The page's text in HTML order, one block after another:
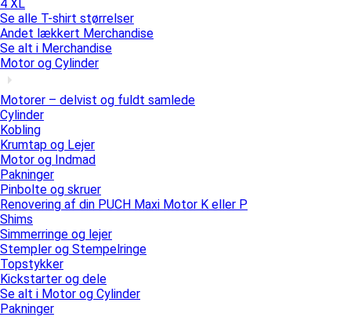
4 XL
Se alle T-shirt størrelser
Andet lækkert Merchandise
Se alt i Merchandise
Motor og Cylinder
Motorer – delvist og fuldt samlede
Cylinder
Kobling
Krumtap og Lejer
Motor og Indmad
Pakninger
Pinbolte og skruer
Renovering af din PUCH Maxi Motor K eller P
Shims
Simmerringe og lejer
Stempler og Stempelringe
Topstykker
Kickstarter og dele
Se alt i Motor og Cylinder
Pakninger